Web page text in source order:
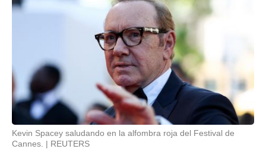
Kevin Spacey saludando en la alfombra roja del Festival de
Cannes.
REUTERS